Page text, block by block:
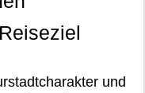
und